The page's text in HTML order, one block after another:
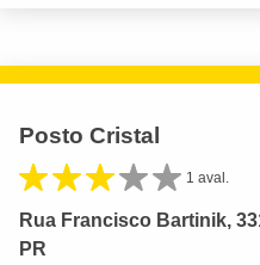
Posto Cristal
1 aval.
Rua Francisco Bartinik,
PR